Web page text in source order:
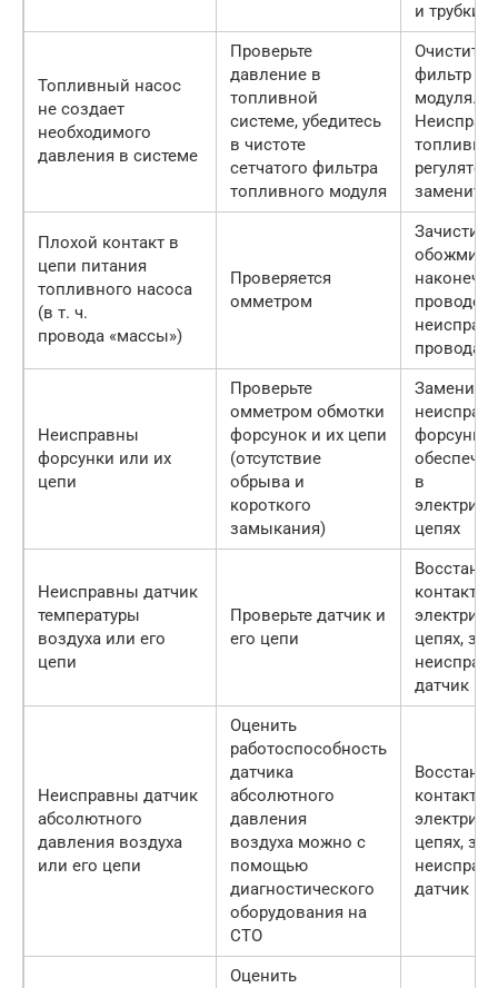
и трубки
Топливный насос
не создает
необходимого
давления в системе
Проверьте
давление в
топливной
системе, убедитесь
в чистоте
сетчатого фильтра
топливного модуля
Очистите
фильтр
модуля.
замените
Плохой контакт в
цепи питания
топливного насоса
(в т. ч.
провода «массы»)
Проверяется
омметром
обожмите
провода
Неисправны
форсунки или их
цепи
Проверьте
омметром обмотки
форсунок и их цепи
(отсутствие
обрыва и
короткого
замыкания)
Замените
форсунки,
в
цепях
Неисправны датчик
температуры
воздуха или его
цепи
Проверьте датчик и
его цепи
контакт в
цепях,
датчик
Неисправны датчик
абсолютного
давления воздуха
или его цепи
Оценить
работоспособность
датчика
абсолютного
давления
воздуха можно с
помощью
диагностического
оборудования на
СТО
контакт в
цепях,
датчик
Оценить